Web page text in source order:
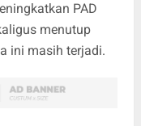
PAD
menutup
ini masih terjadi.